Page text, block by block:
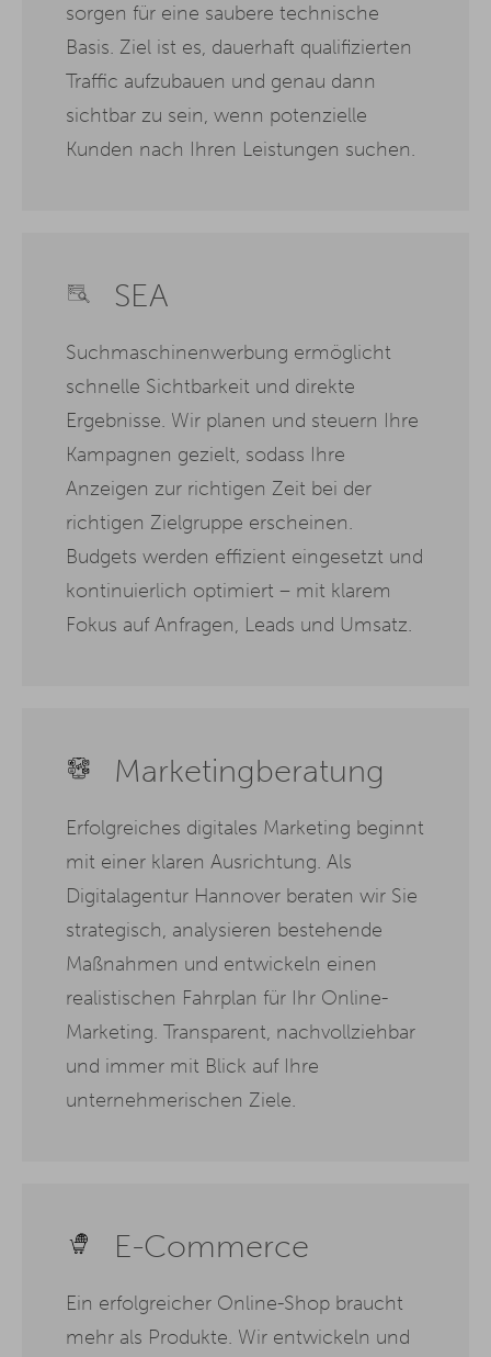
sorgen für eine saubere technische
Basis. Ziel ist es, dauerhaft qualifizierten
Traffic aufzubauen und genau dann
sichtbar zu sein, wenn potenzielle
Kunden nach Ihren Leistungen suchen.
SEA
Suchmaschinenwerbung ermöglicht
schnelle Sichtbarkeit und direkte
Ergebnisse. Wir planen und steuern Ihre
Kampagnen gezielt, sodass Ihre
Anzeigen zur richtigen Zeit bei der
richtigen Zielgruppe erscheinen.
Budgets werden effizient eingesetzt und
kontinuierlich optimiert – mit klarem
Fokus auf Anfragen, Leads und Umsatz.
Marketingberatung
Erfolgreiches digitales Marketing beginnt
mit einer klaren Ausrichtung. Als
Digitalagentur Hannover beraten wir Sie
strategisch, analysieren bestehende
Maßnahmen und entwickeln einen
realistischen Fahrplan für Ihr Online-
Marketing. Transparent, nachvollziehbar
und immer mit Blick auf Ihre
unternehmerischen Ziele.
E-Commerce
Ein erfolgreicher Online-Shop braucht
mehr als Produkte. Wir entwickeln und